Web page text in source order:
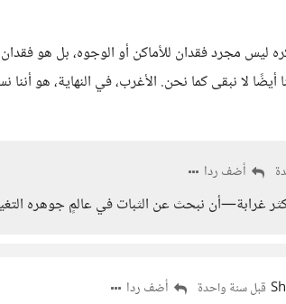
ليس مجرد فقدان للأماكن أو الوجوه، بل هو
أيضًا لا نبقى كما نحن. الأغرب، في النهاية، هو
أضف ردا
غرابة—أن نبحث عن الثبات في عالمٍ جوهره
قبل سنة واحدة
أضف ردا